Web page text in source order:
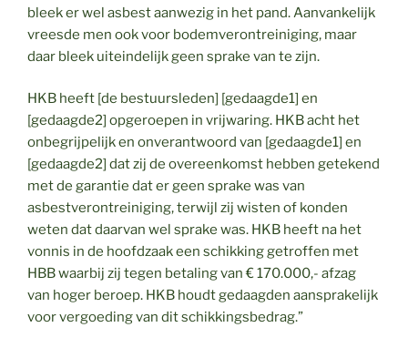
bleek er wel asbest aanwezig in het pand. Aanvankelijk
vreesde men ook voor bodemverontreiniging, maar
daar bleek uiteindelijk geen sprake van te zijn.
HKB heeft [de bestuursleden] [gedaagde1] en
[gedaagde2] opgeroepen in vrijwaring. HKB acht het
onbegrijpelijk en onverantwoord van [gedaagde1] en
[gedaagde2] dat zij de overeenkomst hebben getekend
met de garantie dat er geen sprake was van
asbestverontreiniging, terwijl zij wisten of konden
weten dat daarvan wel sprake was. HKB heeft na het
vonnis in de hoofdzaak een schikking getroffen met
HBB waarbij zij tegen betaling van € 170.000,- afzag
van hoger beroep. HKB houdt gedaagden aansprakelijk
voor vergoeding van dit schikkingsbedrag.”